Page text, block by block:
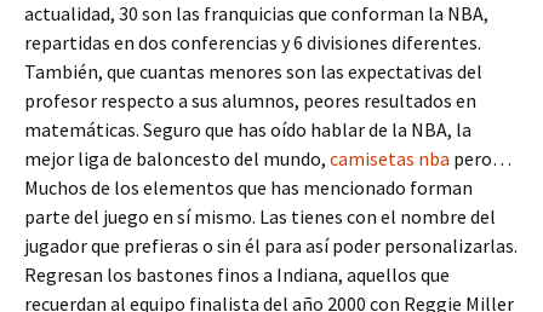
actualidad, 30 son las franquicias que conforman la NBA,
repartidas en dos conferencias y 6 divisiones diferentes.
También, que cuantas menores son las expectativas del
profesor respecto a sus alumnos, peores resultados en
matemáticas. Seguro que has oído hablar de la NBA, la
mejor liga de baloncesto del mundo, camisetas nba pero…
Muchos de los elementos que has mencionado forman
parte del juego en sí mismo. Las tienes con el nombre del
jugador que prefieras o sin él para así poder personalizarlas.
Regresan los bastones finos a Indiana, aquellos que
recuerdan al equipo finalista del año 2000 con Reggie Miller